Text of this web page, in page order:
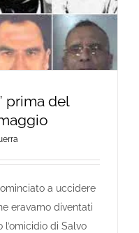
prima del
a uccidere
eravamo diventati
l’omicidio di Salvo